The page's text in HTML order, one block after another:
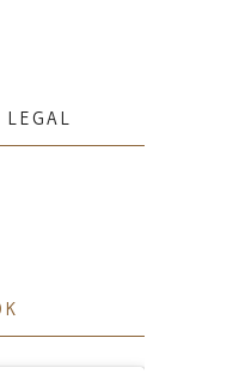
LEGAL